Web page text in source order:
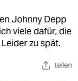
Johnny Depp
viele dafür, die
zu spät.
teilen